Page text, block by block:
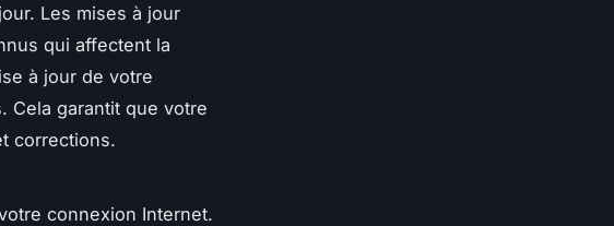
Les mises à jour
qui affectent la
à jour de votre
Cela garantit que votre
corrections.
connexion Internet.